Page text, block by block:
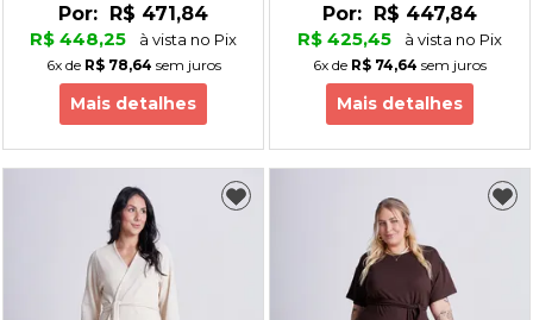
Por: R$ 471,84
R$ 448,25
à vista no Pix
6xde R$ 78,64 sem juros
Mais detalhes
Por: R$ 447,84
R$ 425,45
à vista no Pix
6x de R$ 74,64 sem juros
Mais detalhes